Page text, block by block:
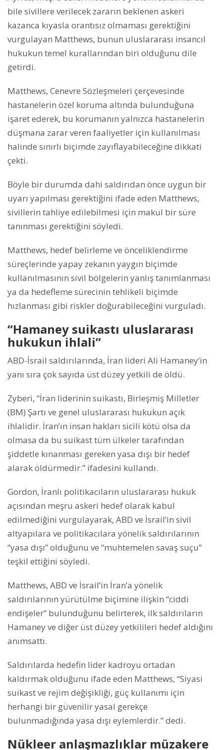
bile sivillere verilecek zararın beklenen askeri
kazanca kıyasla orantısız olmaması gerektiğini
vurgulayan Matthews, bunun uluslararası insancıl
hukukun temel kurallarından biri olduğunu dile
getirdi.
Matthews, Cenevre Sözleşmeleri çerçevesinde
hastanelerin özel koruma altında bulunduğuna
işaret ederek, bu korumanın yalnızca hastanelerin
düşmana zarar veren faaliyetler için kullanılması
halinde sınırlı biçimde zayıflayabileceğine dikkati
çekti.
Böyle bir durumda dahi saldırıdan önce uygun bir
uyarı yapılması gerektiğini ifade eden Matthews,
sivillerin tahliye edilebilmesi için makul bir süre
tanınması gerektiğini söyledi.
Matthews, hedef belirleme ve önceliklendirme
süreçlerinde yapay zekanın yaygın biçimde
kullanılmasının sivil bölgelerin yanlış tanımlanması
ya da hedefleme sürecinin tehlikeli biçimde
hızlanması gibi riskler doğurabileceğini vurguladı.
“Hamaney suikastı uluslararası
hukukun ihlali”
ABD-İsrail saldırılarında, İran lideri Ali Hamaney’in
yanı sıra çok sayıda üst düzey yetkili de öldü.
Zyberi, “İran liderinin suikastı, Birleşmiş Milletler
(BM) Şartı ve genel uluslararası hukukun açık
ihlalidir. İran’ın insan hakları sicili kötü olsa da
olmasa da bu suikast tüm ülkeler tarafından
şiddetle kınanması gereken yasa dışı bir hedef
alarak öldürmedir.” ifadesini kullandı.
Gordon, İranlı politikacıların uluslararası hukuk
açısından meşru askeri hedef olarak kabul
edilmediğini vurgulayarak, ABD ve İsrail’in sivil
altyapılara ve politikacılara yönelik saldırılarının
“yasa dışı” olduğunu ve “muhtemelen savaş suçu”
teşkil ettiğini söyledi.
Matthews, ABD ve İsrail’in İran’a yönelik
saldırılarının yürütülme biçimine ilişkin “ciddi
endişeler” bulunduğunu belirterek, ilk saldırıların
Hamaney ve diğer üst düzey yetkilileri hedef aldığını
anımsattı.
Saldırılarda hedefin lider kadroyu ortadan
kaldırmak olduğunu ifade eden Matthews, “Siyasi
suikast ve rejim değişikliği, güç kullanımı için
herhangi bir güvenilir yasal gerekçe
bulunmadığında yasa dışı eylemlerdir.” dedi.
Nükleer anlaşmazlıklar müzakere